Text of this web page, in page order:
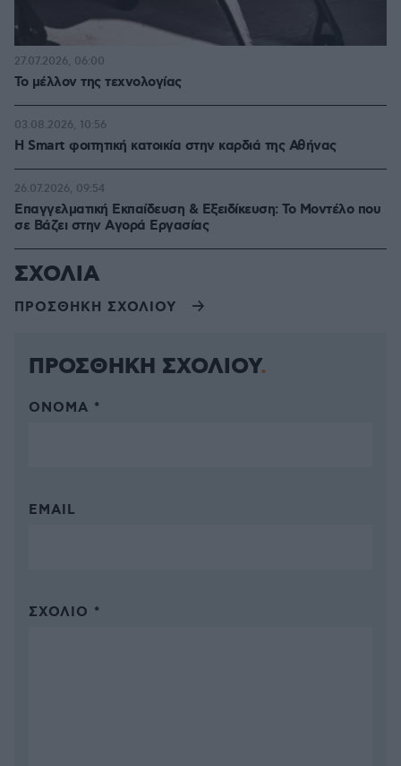
Το μέλλον της τεχνολογίας
27.07.2026, 06:00
Η Smart φοιτητική κατοικία στην καρδιά της Αθήνας
03.08.2026, 10:56
Επαγγελματική Εκπαίδευση & Εξειδίκευση: Το Mοντέλο που
σε Bάζει στην Aγορά Eργασίας
26.07.2026, 09:54
ΣΧΟΛΙΑ
ΠΡΟΣΘΗΚΗ ΣΧΟΛΙΟΥ
ΠΡΟΣΘΗΚΗ ΣΧΟΛΙΟΥ
ΌΝΟΜΑ *
EMAIL
ΣΧΌΛΙΟ *